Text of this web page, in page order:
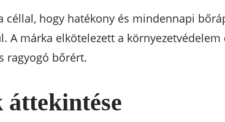
céllal, hogy hatékony és mindennapi
márka elkötelezett a
ragyogó bőrért.